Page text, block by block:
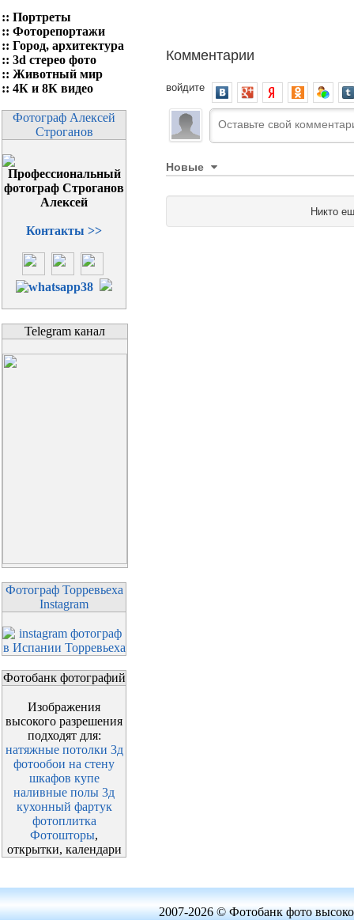
:: Портреты
:: Фоторепортажи
:: Город, архитектура
:: 3d стерео фото
:: Животный мир
:: 4К и 8К видео
Фотограф Алексей
Строганов
Контакты >>
Telegram канал
Фотограф Торревьеха
Instagram
Фотобанк фотографий
Изображения
высокого разрешения
подходят для:
натяжные потолки 3д
фотообои на стену
шкафов купе
наливные полы 3д
кухонный фартук
фотоплитка
Фотошторы,
открытки, календари
Комментарии
войдите
Новые
Никто
2007-2026 © Фотобанк фото